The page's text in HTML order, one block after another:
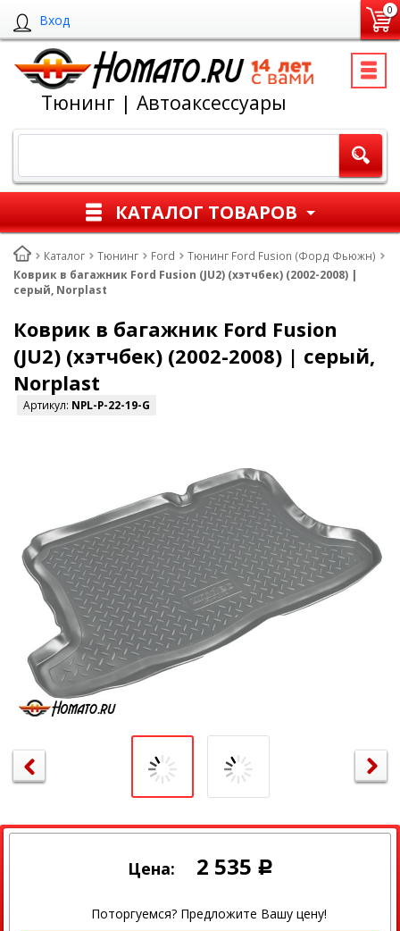
Вход
0
Тюнинг | Автоаксессуары
КАТАЛОГ ТОВАРОВ
Каталог Тюнинг Ford
Тюнинг Ford Fusion (Форд Фьюжн)
Коврик в багажник Ford Fusion (JU2) (хэтчбек) (2002-2008) |
серый, Norplast
Коврик в багажник Ford Fusion
(JU2) (хэтчбек) (2002-2008) | серый,
Norplast
Артикул: NPL-P-22-19-G
Цена: 2 535 Р
Поторгуемся? Предложите Вашу цену!